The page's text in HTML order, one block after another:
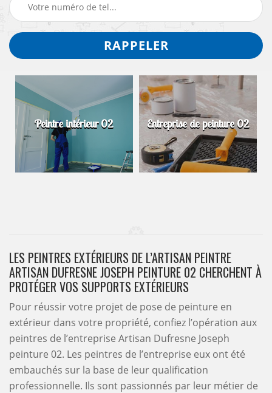
Peintre intérieur 02 Entreprise de peinture 02
LES PEINTRES EXTÉRIEURS DE L’ARTISAN PEINTRE
ARTISAN DUFRESNE JOSEPH PEINTURE 02 CHERCHENT À
PROTÉGER VOS SUPPORTS EXTÉRIEURS
Pour réussir votre projet de pose de peinture en
extérieur dans votre propriété, confiez l’opération aux
peintres de l’entreprise Artisan Dufresne Joseph
peinture 02. Les peintres de l’entreprise eux ont été
embauchés sur la base de leur qualification
professionnelle. Ils sont passionnés par leur métier de